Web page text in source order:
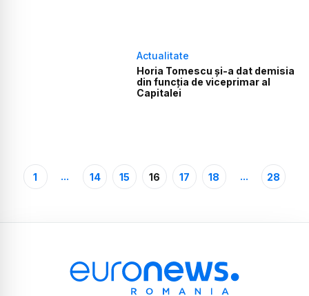
Actualitate
Horia Tomescu şi-a dat demisia
din funcţia de viceprimar al
Capitalei
1 ... 14 15 16 17 18 ... 28